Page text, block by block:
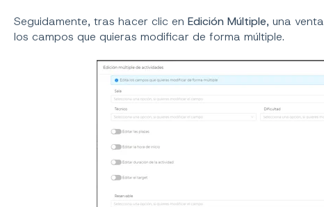
Seguidamente, tras hacer clic en Edición Múltiple, una
los campos que quieras modificar de forma múltiple.